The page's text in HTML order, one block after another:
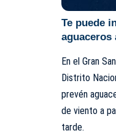
Te puede
aguaceros
En el Gran
Distrito
prevén
de viento a
tarde.